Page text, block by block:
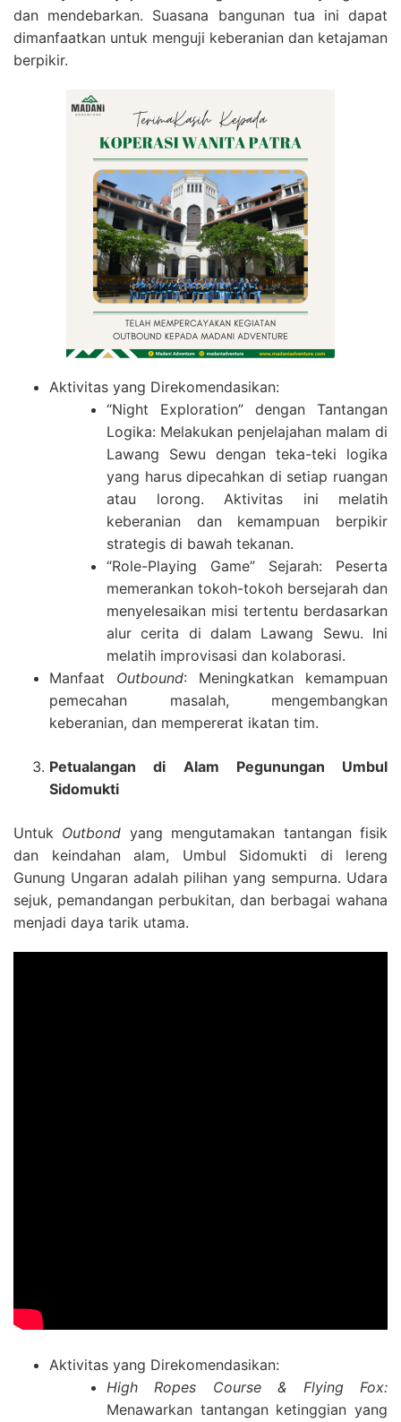
dan mendebarkan. Suasana bangunan tua ini dapat
dimanfaatkan untuk menguji keberanian dan ketajaman
berpikir.
Aktivitas yang Direkomendasikan:
“Night Exploration” dengan Tantangan
Logika: Melakukan penjelajahan malam di
Lawang Sewu dengan teka-teki logika
yang harus dipecahkan di setiap ruangan
atau lorong. Aktivitas ini melatih
keberanian dan kemampuan berpikir
strategis di bawah tekanan.
“Role-Playing Game” Sejarah: Peserta
memerankan tokoh-tokoh bersejarah dan
menyelesaikan misi tertentu berdasarkan
alur cerita di dalam Lawang Sewu. Ini
melatih improvisasi dan kolaborasi.
Manfaat Outbound: Meningkatkan kemampuan
pemecahan masalah, mengembangkan
keberanian, dan mempererat ikatan tim.
Petualangan di Alam Pegunungan Umbul
Sidomukti
Untuk Outbond yang mengutamakan tantangan fisik
dan keindahan alam, Umbul Sidomukti di lereng
Gunung Ungaran adalah pilihan yang sempurna. Udara
sejuk, pemandangan perbukitan, dan berbagai wahana
menjadi daya tarik utama.
Aktivitas yang Direkomendasikan:
High Ropes Course & Flying Fox:
Menawarkan tantangan ketinggian yang